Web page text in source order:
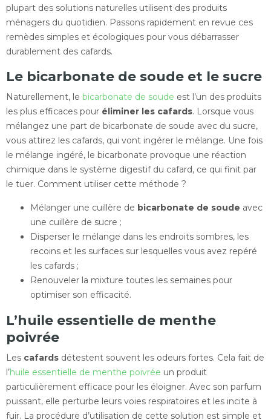
plupart des solutions naturelles utilisent des produits
ménagers du quotidien. Passons rapidement en revue ces
remèdes simples et écologiques pour vous débarrasser
durablement des cafards.
Le bicarbonate de soude et le sucre
Naturellement, le bicarbonate de soude est l’un des produits
les plus efficaces pour éliminer les cafards. Lorsque vous
mélangez une part de bicarbonate de soude avec du sucre,
vous attirez les cafards, qui vont ingérer le mélange. Une fois
le mélange ingéré, le bicarbonate provoque une réaction
chimique dans le système digestif du cafard, ce qui finit par
le tuer. Comment utiliser cette méthode ?
Mélanger une cuillère de bicarbonate de soude avec
une cuillère de sucre ;
Disperser le mélange dans les endroits sombres, les
recoins et les surfaces sur lesquelles vous avez repéré
les cafards ;
Renouveler la mixture toutes les semaines pour
optimiser son efficacité.
L’huile essentielle de menthe
poivrée
Les cafards détestent souvent les odeurs fortes. Cela fait de
l’huile essentielle de menthe poivrée un produit
particulièrement efficace pour les éloigner. Avec son parfum
puissant, elle perturbe leurs voies respiratoires et les incite à
fuir. La procédure d’utilisation de cette solution est simple et